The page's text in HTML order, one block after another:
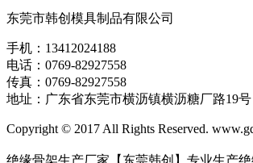
东莞市韩创模具制品有限公司
手机：13412024188
电话：0769-82927558
传真：0769-82927558
地址：广东省东莞市横沥镇横沥糖厂路19号
Copyright © 2017 All Rights Reserved.
绝缘骨架生产厂家【东莞韩创】专业生产